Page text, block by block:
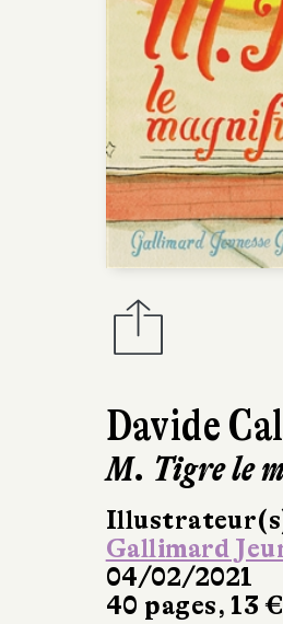
Davide
M. Tigre le
Gallimard
04/02/2021
40 pages, 13 €